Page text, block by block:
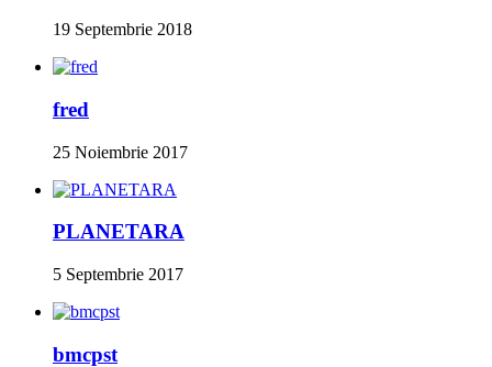
19 Septembrie 2018
fred
25 Noiembrie 2017
PLANETARA
5 Septembrie 2017
bmcpst